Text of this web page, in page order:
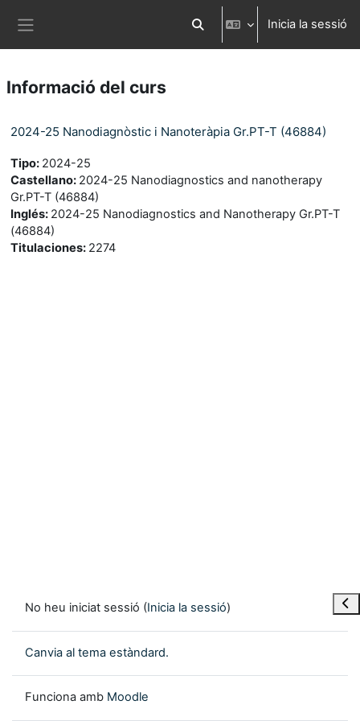
Commuta l'entrada de la cerca
Inicia la sessió
Informació del curs
2024-25 Nanodiagnòstic i Nanoteràpia Gr.PT-T (46884)
Tipo: 2024-25
Castellano: 2024-25 Nanodiagnostics and nanotherapy
Gr.PT-T (46884)
Inglés: 2024-25 Nanodiagnostics and Nanotherapy Gr.PT-T
(46884)
Titulaciones: 2274
No heu iniciat sessió (Inicia la sessió)
Canvia al tema estàndard.
Funciona amb Moodle